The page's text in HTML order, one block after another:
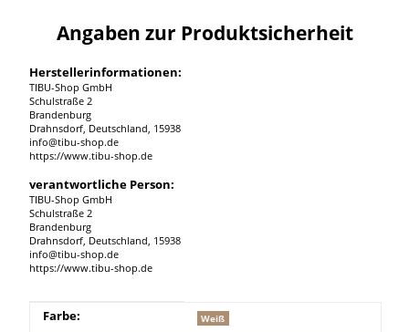
Angaben zur Produktsicherheit
Herstellerinformationen:
TIBU-Shop GmbH
Schulstraße 2
Brandenburg
Drahnsdorf, Deutschland, 15938
info@tibu-shop.de
https://www.tibu-shop.de
verantwortliche Person:
TIBU-Shop GmbH
Schulstraße 2
Brandenburg
Drahnsdorf, Deutschland, 15938
info@tibu-shop.de
https://www.tibu-shop.de
Produkteigenschaft
Wert
Farbe: Weiß